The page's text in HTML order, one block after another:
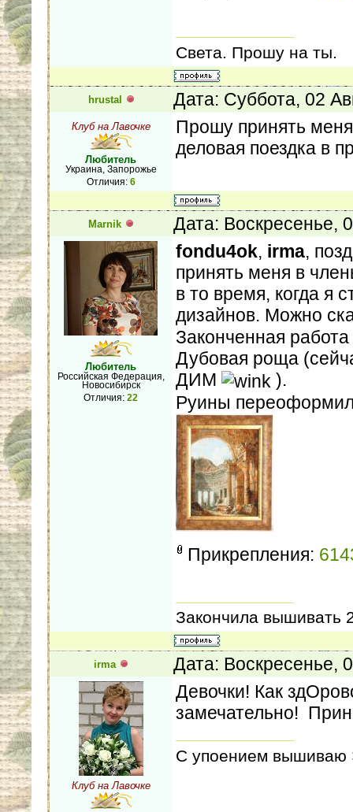
Света. Прошу на ты.
hrustal Дата: Суббота, 02
Клуб на Лавочке
Любитель
Украина, Запорожье
Отличия: 6
Прошу принять
деловая поездка в
Marnik Дата: Воскресенье,
Любитель
Российская Федерация,
Новосибирск
Отличия: 22
fondu4ok, irma,
принять меня в
в то время, когда я
дизайнов. Можно
Законченная
Дубовая роща
ДИМ
).
Руины
Прикрепления:
Закончила вышивать
irma Дата: Воскресенье,
Клуб на Лавочке
Девочки! Как
замечательно!
С упоением вышиваю